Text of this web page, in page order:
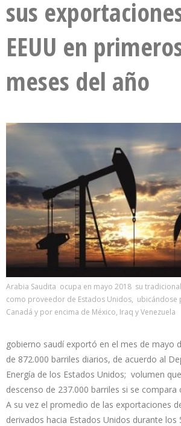
sus
EEUU en
meses del año
Arabia Saudita ocupa en mayo 2018 su
como proveedor de Estados Unidos, ubicándose
Canadá y por encima de México, Iraq y Venezuela
gobierno saudí exportó en el mes de mayo
de 872.000 barriles diarios, de acuerdo al
Energía de los Estados Unidos; volumen
descenso de 237.000 barriles si se compara
A su vez el promedio de las exportaciones
derivados hacia Estados Unidos durante los